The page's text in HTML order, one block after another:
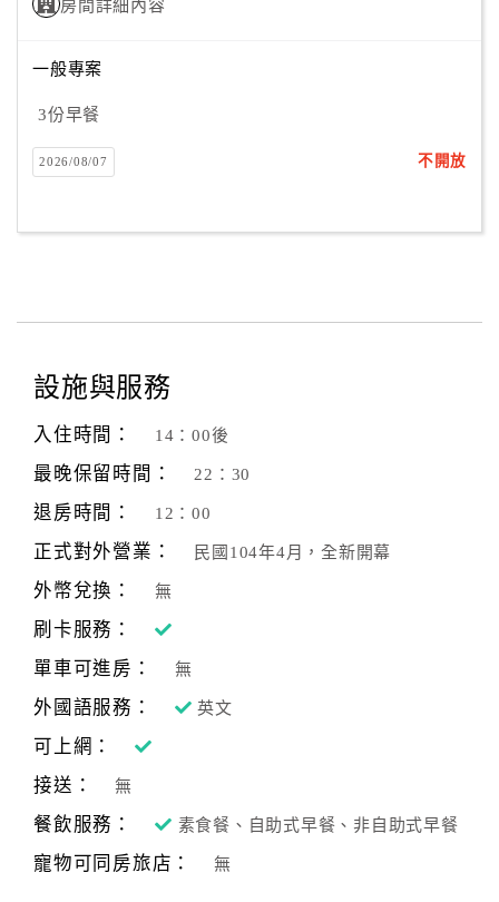
案
店
作
作
旅
伴
劃
商
品
傳
房間詳細內容
一般專案
3份早餐
2026/08/07 不開放
設施與服務
入住時間： 14：00後
最晚保留時間： 22：30
退房時間： 12：00
正式對外營業： 民國104年4月，全新開幕
外幣兌換： 無
刷卡服務：
單車可進房：
無
外國語服務： 英文
可上網：
接送：
無
餐飲服務： 素食餐、自助式早餐、非自助式早餐
寵物可同房旅店： 無